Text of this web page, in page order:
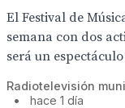
El Festival de
semana con dos
será un
Radiotelevisión
•
hace 1 día